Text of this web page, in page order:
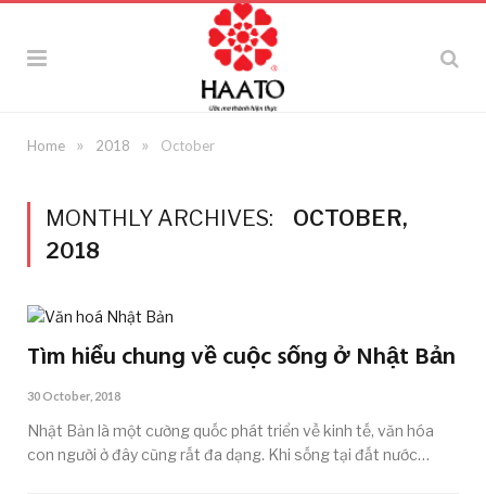
Home » 2018 » October
MONTHLY ARCHIVES:
OCTOBER,
2018
Tìm hiểu chung về cuộc sống ở Nhật Bản
30 October, 2018
Nhật Bản là một cường quốc phát triển về kinh tế, văn hóa
con người ở đây cũng rất đa dạng. Khi sống tại đất nước…